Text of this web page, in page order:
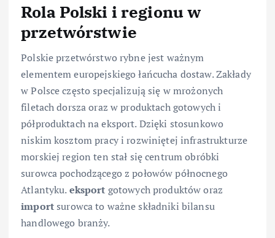
Rola Polski i regionu w
przetwórstwie
Polskie przetwórstwo rybne jest ważnym
elementem europejskiego łańcucha dostaw. Zakłady
w Polsce często specjalizują się w mrożonych
filetach dorsza oraz w produktach gotowych i
półproduktach na eksport. Dzięki stosunkowo
niskim kosztom pracy i rozwiniętej infrastrukturze
morskiej region ten stał się centrum obróbki
surowca pochodzącego z połowów północnego
Atlantyku.eksport gotowych produktów oraz
importsurowca to ważne składniki bilansu
handlowego branży.